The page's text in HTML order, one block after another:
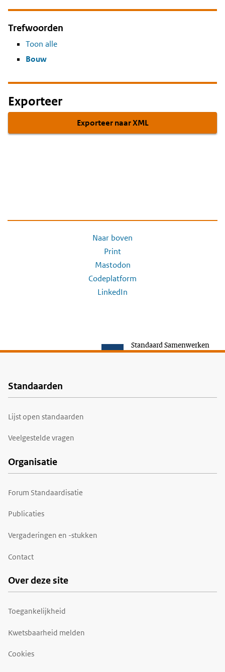
Trefwoorden
Toon alle
Bouw
Exporteer
Exporteer naar XML
Naar boven
Print
Mastodon
Codeplatform
LinkedIn
Standaard Samenwerken
Voet
Standaarden
Lijst open standaarden
Veelgestelde vragen
Organisatie
Forum Standaardisatie
Publicaties
Vergaderingen en -stukken
Contact
Over deze site
Toegankelijkheid
Kwetsbaarheid melden
Cookies